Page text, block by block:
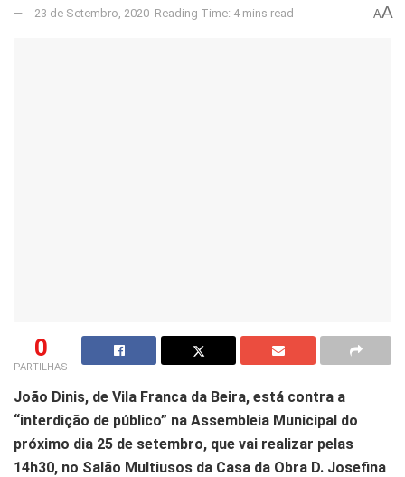
23 de Setembro, 2020 Reading Time: 4 mins read AA
0
PARTILHAS
João Dinis, de Vila Franca da Beira, está contra a
“interdição de público” na Assembleia Municipal do
próximo dia 25 de setembro, que vai realizar pelas
14h30, no Salão Multiusos da Casa da Obra D. Josefina